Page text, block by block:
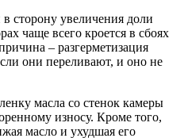
сторону увеличения доли
чаще всего кроется в сбоях
– разгерметизация
они переливают, и оно не
масла со стенок камеры
износу. Кроме того,
масло и ухудшая его